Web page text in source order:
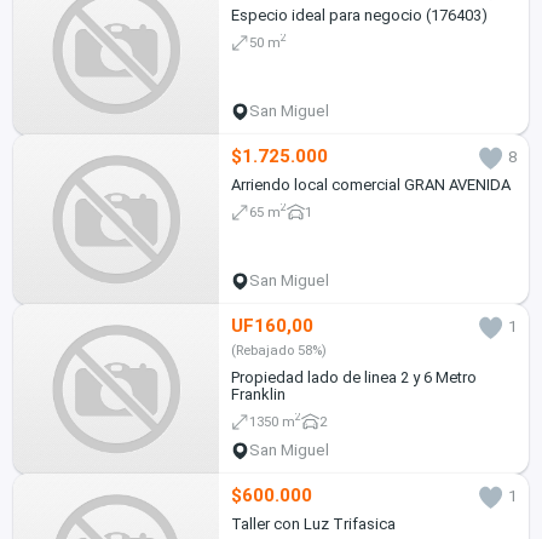
Especio ideal para negocio (176403)
50 m2
San Miguel
$1.725.000
8
Arriendo local comercial GRAN AVENIDA
65 m2 1
San Miguel
UF160,00 1
(Rebajado 58%)
Propiedad lado de linea 2 y 6 Metro
Franklin
1350 m2 2
San Miguel
$600.000
1
Taller con Luz Trifasica